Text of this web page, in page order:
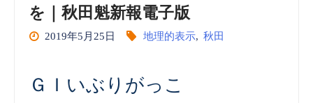
を｜秋田魁新報電子版
2019年5月25日 地理的表示, 秋田
ＧＩいぶりがっこ